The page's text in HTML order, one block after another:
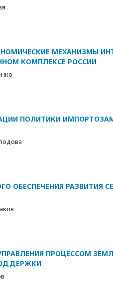
МЕХАНИЗМЫ
КОМПЛЕКСЕ РОССИИ
ПОЛИТИКИ
ОБЕСПЕЧЕНИЯ РАЗВИТИЯ
ПРОЦЕССОМ